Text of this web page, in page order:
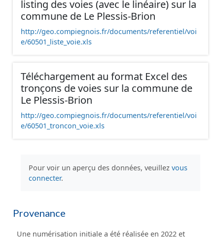
listing des voies (avec le linéaire) sur la
commune de Le Plessis-Brion
http://geo.compiegnois.fr/documents/referentiel/voi
e/60501_liste_voie.xls
Téléchargement au format Excel des
tronçons de voies sur la commune de
Le Plessis-Brion
http://geo.compiegnois.fr/documents/referentiel/voi
e/60501_troncon_voie.xls
Pour voir un aperçu des données, veuillez vous
connecter.
Provenance
Une numérisation initiale a été réalisée en 2022 et